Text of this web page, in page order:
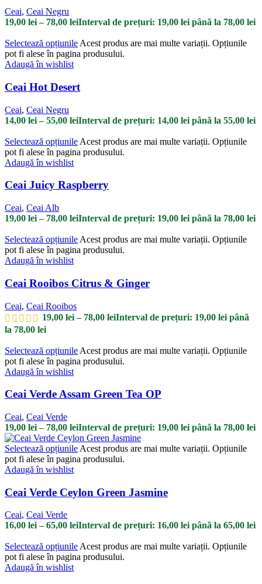
Ceai, Ceai Negru
19,00 lei – 78,00 leiInterval de prețuri: 19,00 lei până la 78,00 lei
Selectează opțiunile Acest produs are mai multe variații. Opțiunile
pot fi alese în pagina produsului.
Adaugă în wishlist
Ceai Hot Desert
Ceai, Ceai Negru
14,00 lei – 55,00 leiInterval de prețuri: 14,00 lei până la 55,00 lei
Selectează opțiunile Acest produs are mai multe variații. Opțiunile
pot fi alese în pagina produsului.
Adaugă în wishlist
Ceai Juicy Raspberry
Ceai, Ceai Alb
19,00 lei – 78,00 leiInterval de prețuri: 19,00 lei până la 78,00 lei
Selectează opțiunile Acest produs are mai multe variații. Opțiunile
pot fi alese în pagina produsului.
Adaugă în wishlist
Ceai Rooibos Citrus & Ginger
Ceai, Ceai Rooibos
19,00 lei – 78,00 leiInterval de prețuri: 19,00 lei până
la 78,00 lei
Selectează opțiunile Acest produs are mai multe variații. Opțiunile
pot fi alese în pagina produsului.
Adaugă în wishlist
Ceai Verde Assam Green Tea OP
Ceai, Ceai Verde
19,00 lei – 78,00 leiInterval de prețuri: 19,00 lei până la 78,00 lei
Selectează opțiunile Acest produs are mai multe variații. Opțiunile
pot fi alese în pagina produsului.
Adaugă în wishlist
Ceai Verde Ceylon Green Jasmine
Ceai, Ceai Verde
16,00 lei – 65,00 leiInterval de prețuri: 16,00 lei până la 65,00 lei
Selectează opțiunile Acest produs are mai multe variații. Opțiunile
pot fi alese în pagina produsului.
Adaugă în wishlist